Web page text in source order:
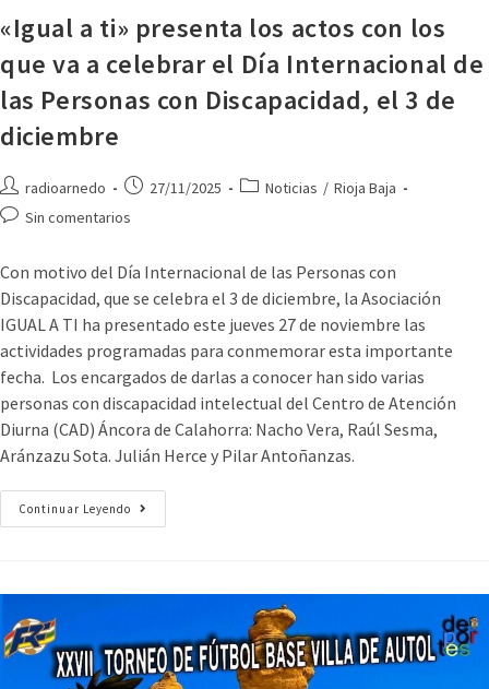
«Igual a ti» presenta los actos con los
que va a celebrar el Día Internacional de
las Personas con Discapacidad, el 3 de
diciembre
radioarnedo 27/11/2025 Noticias / Rioja Baja
Sin comentarios
Con motivo del Día Internacional de las Personas con
Discapacidad, que se celebra el 3 de diciembre, la Asociación
IGUAL A TI ha presentado este jueves 27 de noviembre las
actividades programadas para conmemorar esta importante
fecha. Los encargados de darlas a conocer han sido varias
personas con discapacidad intelectual del Centro de Atención
Diurna (CAD) Áncora de Calahorra: Nacho Vera, Raúl Sesma,
Aránzazu Sota. Julián Herce y Pilar Antoñanzas.
Continuar Leyendo